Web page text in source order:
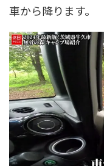
車から降ります。